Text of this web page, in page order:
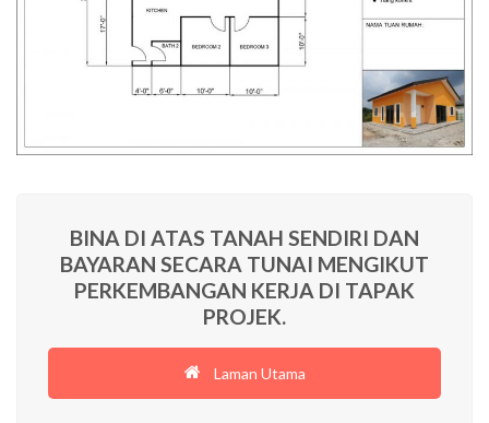
BINA DI ATAS TANAH SENDIRI DAN
BAYARAN SECARA TUNAI MENGIKUT
PERKEMBANGAN KERJA DI TAPAK
PROJEK.
Laman Utama